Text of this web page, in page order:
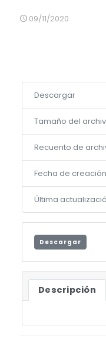
09/11/2020
Descargar
Tamaño del
Recuento de
Fecha de creación
Última
Descargar
Descripción